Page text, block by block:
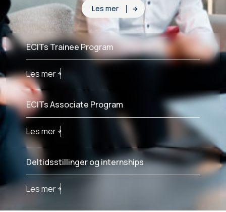
Les mer
ECITs Trainee Program
Les mer
ECITs Associate Program
Les mer
Deltidsstillinger og internships
Les mer